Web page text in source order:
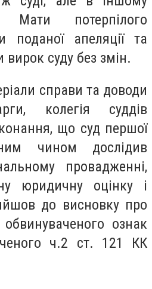
Мати потерпілого
поданої апеляції та
суду без змін.
справи та доводи
колегія суддів
що суд першої
чином дослідив
провадженні,
юридичну оцінку і
до висновку про
ознак
ч.2 ст. 121 КК